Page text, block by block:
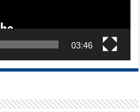
03:46